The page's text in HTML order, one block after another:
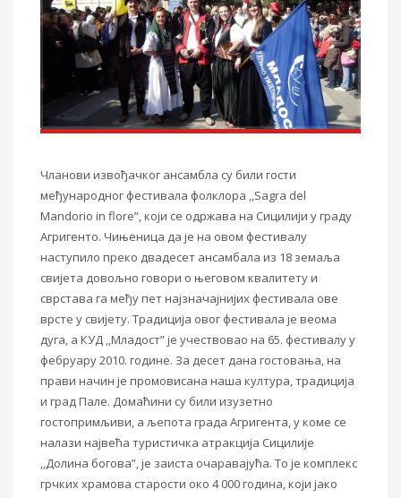
Чланови извођачког ансамбла су били гости
међународног фестивала фолклора ,,Sagra del
Mandorio in flore”,који се одржава на Сицилији у граду
Агригенто. Чињеница да је на овом фестивалу
наступило преко двадесет ансамбала из 18 земаља
свијета довољно говори о његовом квалитету и
сврстава га међу пет најзначајнијих фестивала ове
врсте у свијету. Традиција овог фестивала је веома
дуга, а КУД ,,Младост” је учествовао на 65. фестивалуу
фебруару 2010. године. За десет дана гостовања,на
прави начин је промовисана наша култура, традиција
и град Пале. Домаћини су били изузетно
гостопримљиви, а љепота града Агригента,у коме се
налази највећа туристичка атракција Сицилије
,,Долина богова”, је заиста очаравајућа. То је комплекс
грчких храмова старости око 4 000 година,који јако